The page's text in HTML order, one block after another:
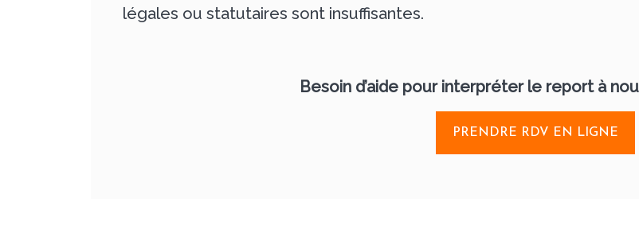
légales ou statutaires sont insuffisantes.
Besoin d’aide pour interpréter le report à
PRENDRE RDV EN LIGNE